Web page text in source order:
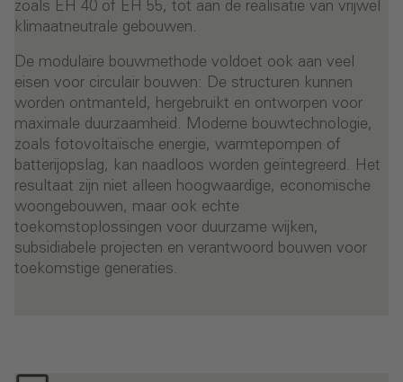
zoals EH 40 of EH 55, tot aan de realisatie van vrijwel
klimaatneutrale gebouwen.
De modulaire bouwmethode voldoet ook aan veel
eisen voor circulair bouwen: De structuren kunnen
worden ontmanteld, hergebruikt en ontworpen voor
maximale duurzaamheid. Moderne bouwtechnologie,
zoals fotovoltaïsche energie, warmtepompen of
batterijopslag, kan naadloos worden geïntegreerd. Het
resultaat zijn niet alleen hoogwaardige, economische
woongebouwen, maar ook echte
toekomstoplossingen voor duurzame wijken,
subsidiabele projecten en verantwoord bouwen voor
toekomstige generaties.